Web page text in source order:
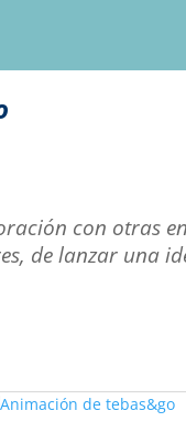
con otras
de lanzar una